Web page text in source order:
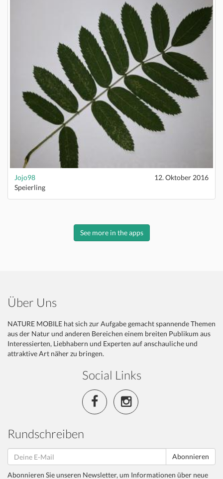
Jojo98
12. Oktober 2016
Speierling
See more in the apps
Über Uns
NATURE MOBILE hat sich zur Aufgabe gemacht spannende Themen
aus der Natur und anderen Bereichen einem breiten Publikum aus
Interessierten, Liebhabern und Experten auf anschauliche und
attraktive Art näher zu bringen.
Social Links
Rundschreiben
Abonnieren
Abonnieren Sie unseren Newsletter, um Informationen über neue